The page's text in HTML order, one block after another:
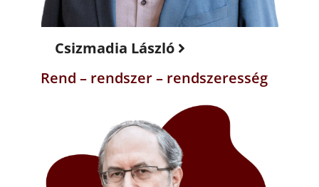
Csizmadia László
Rend – rendszer – rendszeresség